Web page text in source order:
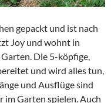
gepackt und ist nach
Joy und wohnt in
Die 5-köpfige,
und wird alles tun,
und Ausflüge sind
Garten spielen. Auch